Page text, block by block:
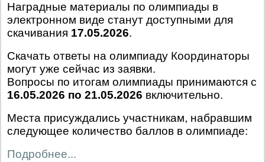
Наградные материалы по олимпиады в
электронном виде станут доступными для
скачивания 17.05.2026.
Скачать ответы на олимпиаду Координаторы
могут уже сейчас из заявки.
Вопросы по итогам олимпиады принимаются с
16.05.2026 по 21.05.2026 включительно.
Места присуждались участникам, набравшим
следующее количество баллов в олимпиаде:
Подробнее...